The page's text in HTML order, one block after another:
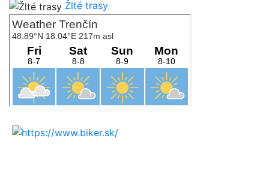
Žlté trasy